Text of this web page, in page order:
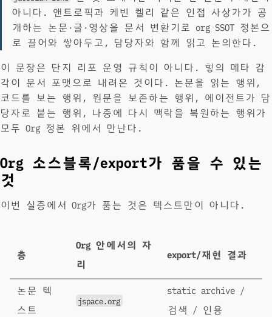
아니다. 앤트로픽과 케빈 켈리 같은 인접 사상가가 공
개하는 논문·글·영상을 문서 변환기로 org SSOT 정본으
로 끌어와 쌓아두고, 담당자와 함께 읽고 논의한다.
이 문장은 단지 리포 운영 규칙이 아니다. 힣의 메타 감
각이 문서 포맷으로 내려온 것이다. 논문을 읽는 행위,
코드를 보는 행위, 원문을 보존하는 행위, 에이전트가 담
당자로 붙는 행위, 나중에 다시 맥락을 복원하는 행위가
모두 Org 정본 위에서 만난다.
Org 소스블록/export가 품을 수 있는
것
이번 실증에서 Org가 품는 것은 텍스트만이 아니다.
층
Org 안에서의 자
리
export/재현 결과
논문 텍
스트
jspace.org
static archive /
검색 / 인용